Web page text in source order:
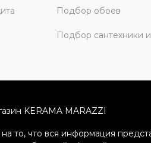
Подбор обоев
Подбор сантехники
KERAMA MARAZZI
то, что вся информация